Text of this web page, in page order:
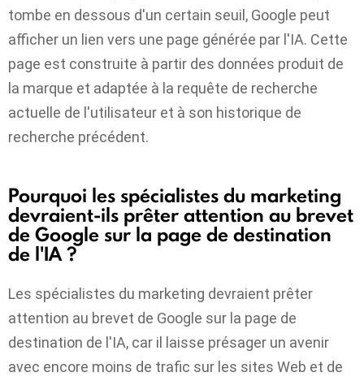
tombe en dessous d'un certain seuil, Google peut
afficher un lien vers une page générée par l'IA. Cette
page est construite à partir des données produit de
la marque et adaptée à la requête de recherche
actuelle de l'utilisateur et à son historique de
recherche précédent.
Pourquoi les spécialistes du marketing
devraient-ils prêter attention au brevet
de Google sur la page de destination
de l'IA ?
Les spécialistes du marketing devraient prêter
attention au brevet de Google sur la page de
destination de l'IA, car il laisse présager un avenir
avec encore moins de trafic sur les sites Web et de